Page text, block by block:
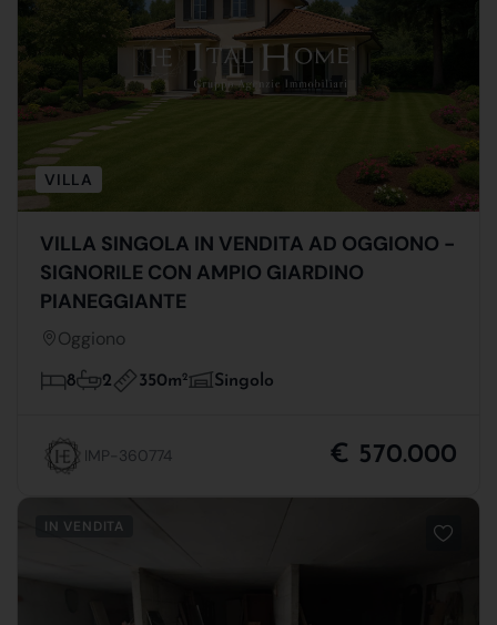
VILLA
VILLA SINGOLA IN VENDITA AD OGGIONO -
SIGNORILE CON AMPIO GIARDINO
PIANEGGIANTE
Oggiono
8 2 350m2 Singolo
IMP-360774 € 570.000
IN VENDITA